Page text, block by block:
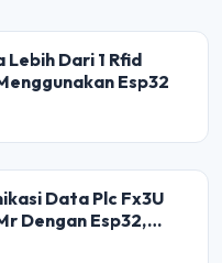
Dari 1 Rfid
Esp32
Data Plc Fx3U
Dengan Esp32,
Dan Mqtt